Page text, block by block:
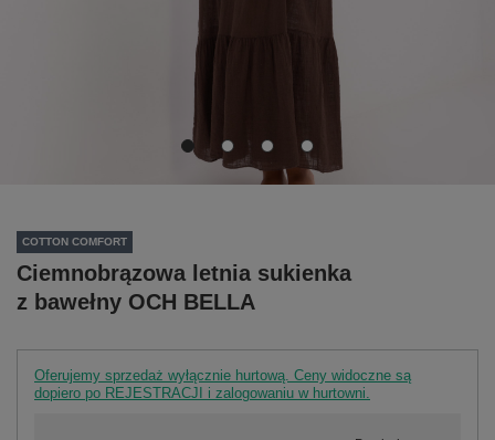
COTTON COMFORT
Ciemnobrązowa letnia sukienka
z bawełny OCH BELLA
Oferujemy sprzedaż wyłącznie hurtową. Ceny widoczne są
dopiero po REJESTRACJI i zalogowaniu w hurtowni.